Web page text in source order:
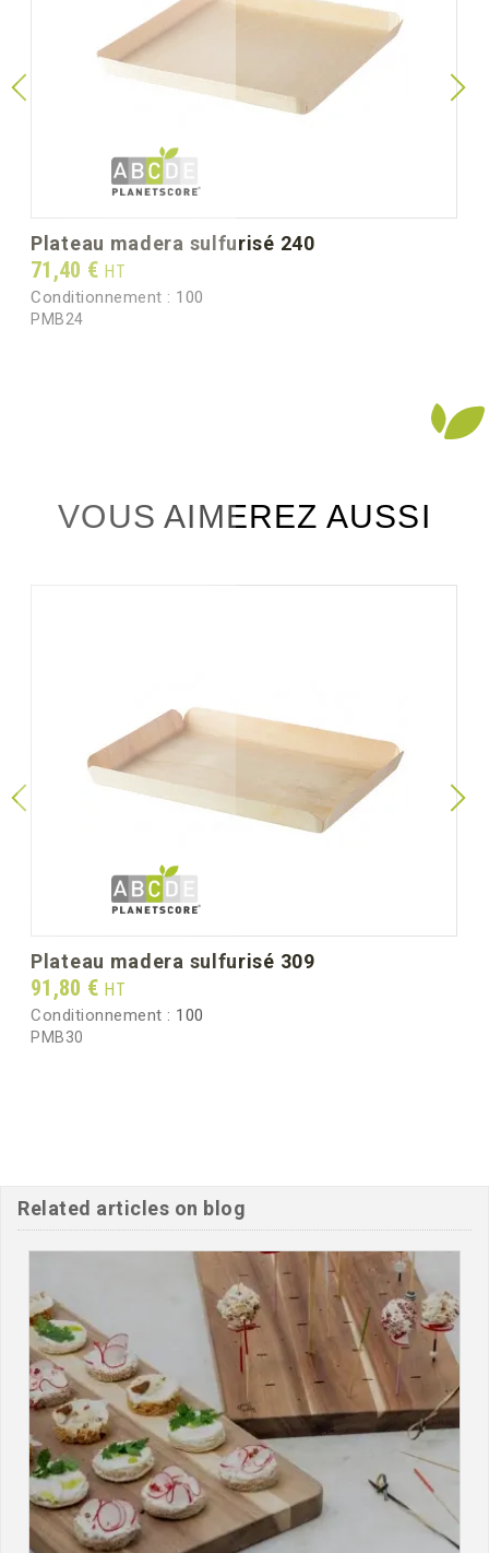
plateau madera sulfurisé 240
Prix
71,40 € HT
Conditionnement : 100
PMB24
VOUS AIMEREZ AUSSI
plateau madera sulfurisé 309
Prix
91,80 € HT
Conditionnement : 100
PMB30
Related articles on blog